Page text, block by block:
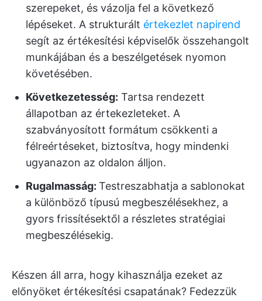
szerepeket, és vázolja fel a következő
lépéseket. A strukturált értekezlet napirend
segít az értékesítési képviselők összehangolt
munkájában és a beszélgetések nyomon
követésében.
Következetesség: Tartsa rendezett
állapotban az értekezleteket. A
szabványosított formátum csökkenti a
félreértéseket, biztosítva, hogy mindenki
ugyanazon az oldalon álljon.
Rugalmasság: Testreszabhatja a sablonokat
a különböző típusú megbeszélésekhez, a
gyors frissítésektől a részletes stratégiai
megbeszélésekig.
Készen áll arra, hogy kihasználja ezeket az
előnyöket értékesítési csapatának? Fedezzük